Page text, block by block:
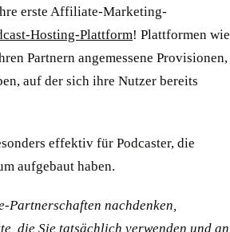
erste Affiliate-Marketing-
Hosting-Plattform! Plattformen wie
Partnern angemessene Provisionen,
auf der sich ihre Nutzer bereits
effektiv für Podcaster, die
aufgebaut haben.
Partnerschaften nachdenken,
die Sie tatsächlich verwenden und an